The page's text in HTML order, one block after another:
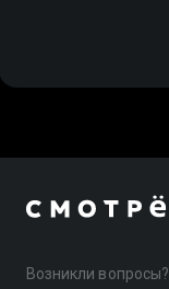
Возникли вопросы?